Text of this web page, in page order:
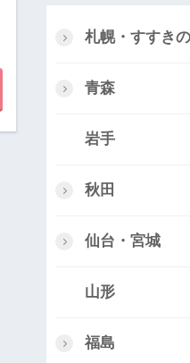
札幌・すすき
青森
岩手
秋田
仙台・宮城
山形
福島